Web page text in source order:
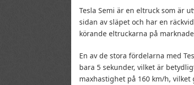
Tesla Semi är en eltruck som är
sidan av släpet och har en
körande eltruckarna på
En av de stora fördelarna med
bara 5 sekunder, vilket är
maxhastighet på 160 km/h,